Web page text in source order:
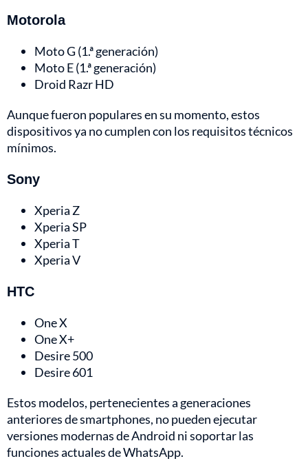
Motorola
Moto G (1.ª generación)
Moto E (1.ª generación)
Droid Razr HD
Aunque fueron populares en su momento, estos
dispositivos ya no cumplen con los requisitos técnicos
mínimos.
Sony
Xperia Z
Xperia SP
Xperia T
Xperia V
HTC
One X
One X+
Desire 500
Desire 601
Estos modelos, pertenecientes a generaciones
anteriores de smartphones, no pueden ejecutar
versiones modernas de Android ni soportar las
funciones actuales de WhatsApp.